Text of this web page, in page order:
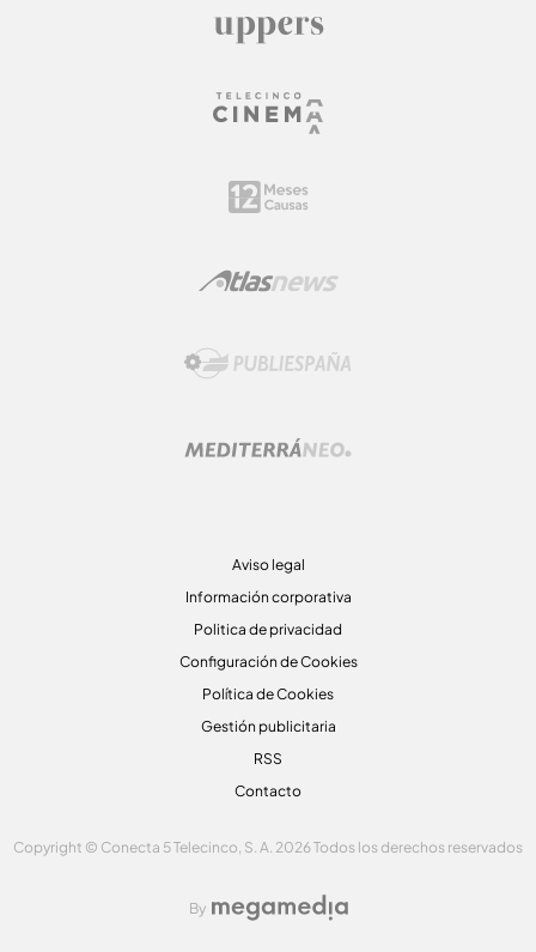
Aviso legal
Información corporativa
Politica de privacidad
Configuración de Cookies
Política de Cookies
Gestión publicitaria
RSS
Contacto
Copyright © Conecta 5 Telecinco, S. A. 2026 Todos los derechos reservados
By